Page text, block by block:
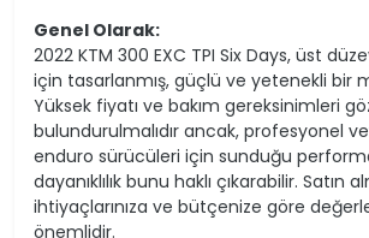
Genel Olarak:
2022 KTM 300 EXC TPI Six Days, üst
için tasarlanmış, güçlü ve yetenekli bir
Yüksek fiyatı ve bakım gereksinimleri
bulundurulmalıdır ancak, profesyonel
enduro sürücüleri için sunduğu
dayanıklılık bunu haklı çıkarabilir. Satın
ihtiyaçlarınıza ve bütçenize göre
önemlidir.